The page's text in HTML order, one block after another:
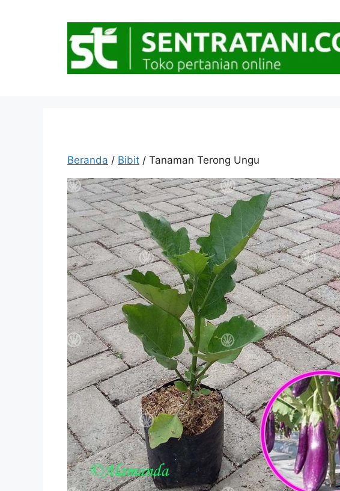
Beranda / Bibit / Tanaman Terong Ungu